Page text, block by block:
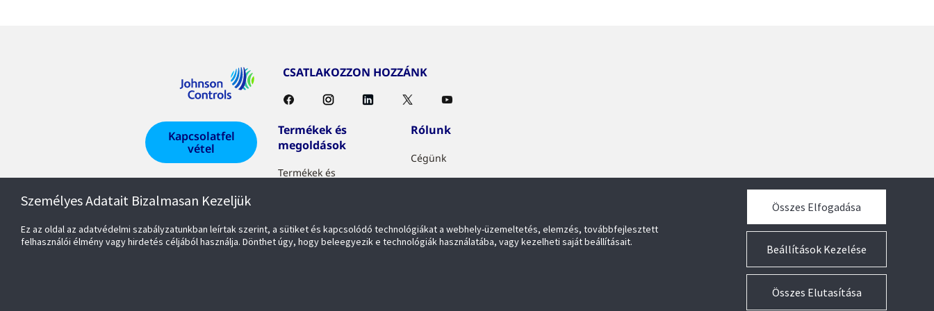
CSATLAKOZZON HOZZÁNK
Kapcsolatfel
vétel
Keressen
egy
Termékek és
megoldások
Termékek és
Rólunk
Cégünk
Személyes Adatait Bizalmasan Kezeljük
Ez az oldal az adatvédelmi szabályzatunkban leírtak szerint, a sütiket és kapcsolódó technológiákat a webhely-üzemeltetés, elemzés, továbbfejlesztett
felhasználói élmény vagy hirdetés céljából használja. Dönthet úgy, hogy beleegyezik e technológiák használatába, vagy kezelheti saját beállításait.
Beállítások Kezelése
Összes Elfogadása
Összes Elutasítása